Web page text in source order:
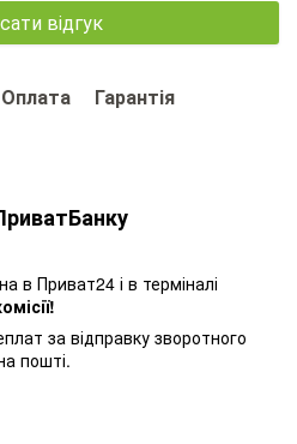
відгук
Оплата Гарантія
в Приват24 і в терміналі
за відправку зворотного
пошті.